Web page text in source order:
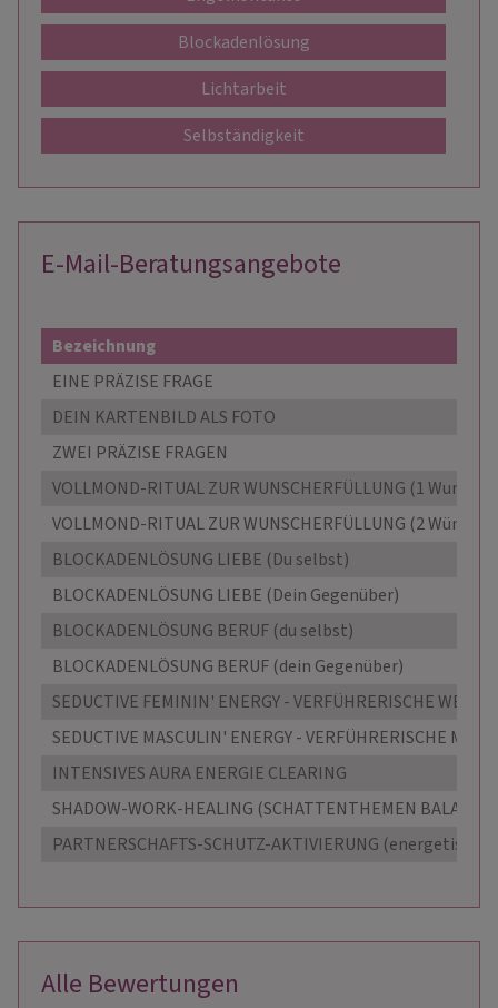
Blockadenlösung
Lichtarbeit
Selbständigkeit
E-Mail-Beratungsangebote
Bezeichnung
EINE PRÄZISE FRAGE
DEIN KARTENBILD ALS FOTO
ZWEI PRÄZISE FRAGEN
VOLLMOND-RITUAL ZUR WUNSCHERFÜLLUNG (1 Wunsch)
VOLLMOND-RITUAL ZUR WUNSCHERFÜLLUNG (2
BLOCKADENLÖSUNG LIEBE (Du selbst)
BLOCKADENLÖSUNG LIEBE (Dein Gegenüber)
BLOCKADENLÖSUNG BERUF (du selbst)
BLOCKADENLÖSUNG BERUF (dein Gegenüber)
SEDUCTIVE FEMININ' ENERGY - VERFÜHRERISCHE
SEDUCTIVE MASCULIN' ENERGY - VERFÜHRERISCHE
INTENSIVES AURA ENERGIE CLEARING
SHADOW-WORK-HEALING (SCHATTENTHEMEN BALANCE)
PARTNERSCHAFTS-SCHUTZ-AKTIVIERUNG (energetisch)
Alle Bewertungen